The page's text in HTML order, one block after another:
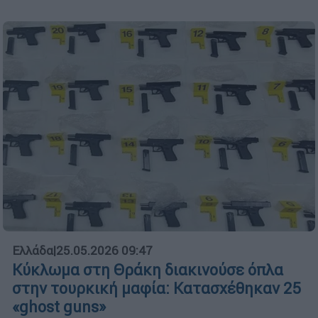
Ελλάδα|25.05.2026 09:47
Κύκλωμα στη Θράκη διακινούσε όπλα
στην τουρκική μαφία: Κατασχέθηκαν 25
«ghost guns»